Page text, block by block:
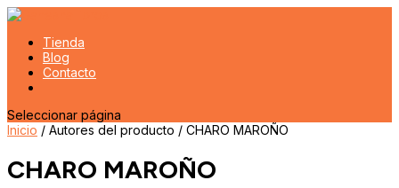
Tienda
Blog
Contacto
Seleccionar página
Inicio / Autores del producto / CHARO MAROÑO
CHARO MAROÑO